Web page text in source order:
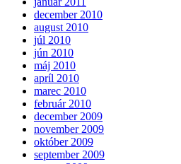
december 2010
august 2010
júl 2010
jún 2010
máj 2010
apríl 2010
marec 2010
február 2010
december 2009
november 2009
október 2009
september 2009